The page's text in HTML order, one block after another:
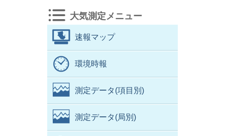
大気測定メニュー
速報マップ
環境時報
測定データ(項目別)
測定データ(局別)